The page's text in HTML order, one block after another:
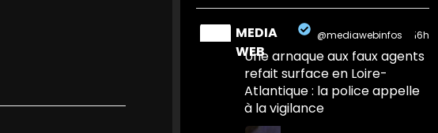
MEDIA
WEB
@mediawebinfos 16h
Une arnaque aux faux agents
refait surface en Loire-
Atlantique : la police appelle
à la vigilance